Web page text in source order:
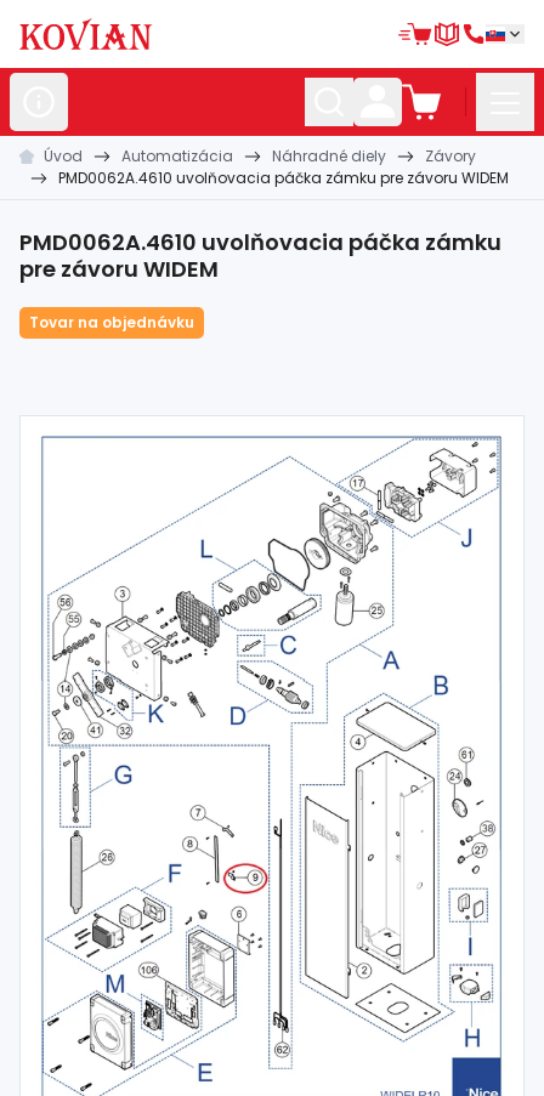
Nerezovépolotovary
Kovanépolotovary
Zábradlia amadlá
Spojovacímateriál
Zľava
Úvod Automatizácia Náhradné diely
Závory
PMD0062A.4610 uvolňovacia páčka zámku pre závoru WIDEM
PMD0062A.4610 uvolňovacia páčka zámku
pre závoru WIDEM
Tovar na objednávku